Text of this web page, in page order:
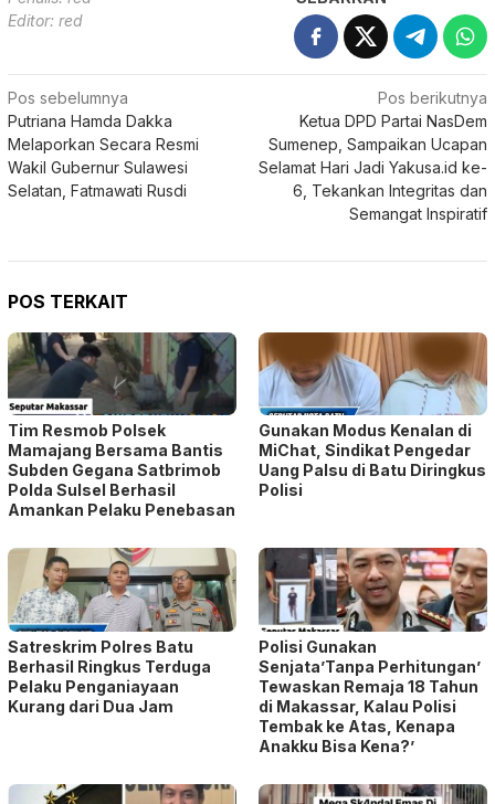
Editor: red
Navigasi
pos
Pos sebelumnya
Putriana Hamda Dakka
Melaporkan Secara Resmi
Wakil Gubernur Sulawesi
Selatan, Fatmawati Rusdi
Pos berikutnya
Ketua DPD Partai NasDem
Sumenep, Sampaikan Ucapan
Selamat Hari Jadi Yakusa.id ke-
6, Tekankan Integritas dan
Semangat Inspiratif
POS TERKAIT
Tim Resmob Polsek
Mamajang Bersama Bantis
Subden Gegana Satbrimob
Polda Sulsel Berhasil
Amankan Pelaku Penebasan
Gunakan Modus Kenalan di
MiChat, Sindikat Pengedar
Uang Palsu di Batu Diringkus
Polisi
Satreskrim Polres Batu
Berhasil Ringkus Terduga
Pelaku Penganiayaan
Kurang dari Dua Jam
Polisi Gunakan
Senjata’Tanpa Perhitungan’
Tewaskan Remaja 18 Tahun
di Makassar, Kalau Polisi
Tembak ke Atas, Kenapa
Anakku Bisa Kena?’